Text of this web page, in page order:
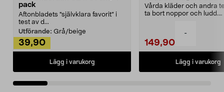
-
pack
Aftonbladets "självklara favorit” i
test av d...
Utförande: Grå/beige
39,90
Lägg i varukorg
Vårda kläder och andra
ta bort noppor och ludd.
149,90
Lägg i varukorg